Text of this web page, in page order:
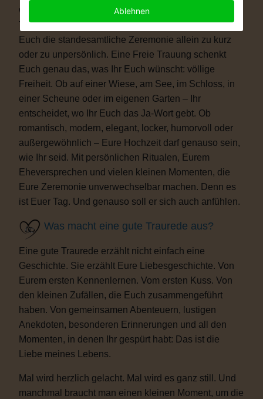
wirklich zu ihnen passt. Vielleicht ist eine kirchliche
Trauung nicht das Richtige für Euch. Vielleicht ist
Euch die standesamtliche Zeremonie allein zu kurz
oder zu unpersönlich. Eine Freie Trauung schenkt
Euch genau das, was Ihr Euch wünscht: völlige
Freiheit. Ob auf einer Wiese, am See, im Schloss, in
einer Scheune oder im eigenen Garten – Ihr
entscheidet, wo Ihr Euch das Ja-Wort gebt. Ob
romantisch, modern, elegant, locker, humorvoll oder
außergewöhnlich – Eure Hochzeit darf genauso sein,
wie Ihr seid. Mit persönlichen Ritualen, Eurem
Eheversprechen und vielen kleinen Momenten, die
Eure Zeremonie unverwechselbar machen. Denn es
ist Euer Tag. Und genauso soll er sich auch anfühlen.
Was macht eine gute Traurede aus?
Eine gute Traurede erzählt nicht einfach eine
Geschichte. Sie erzählt Eure Liebesgeschichte. Von
Eurem ersten Kennenlernen. Vom ersten Kuss. Von
den kleinen Zufällen, die Euch zusammengeführt
haben. Von gemeinsamen Abenteuern, lustigen
Anekdoten, besonderen Erinnerungen und all den
Momenten, in denen Ihr gespürt habt: Das ist die
Liebe meines Lebens.
Mal wird herzlich gelacht. Mal wird es ganz still. Und
manchmal braucht man einen kleinen Moment, um die
Ablehnen